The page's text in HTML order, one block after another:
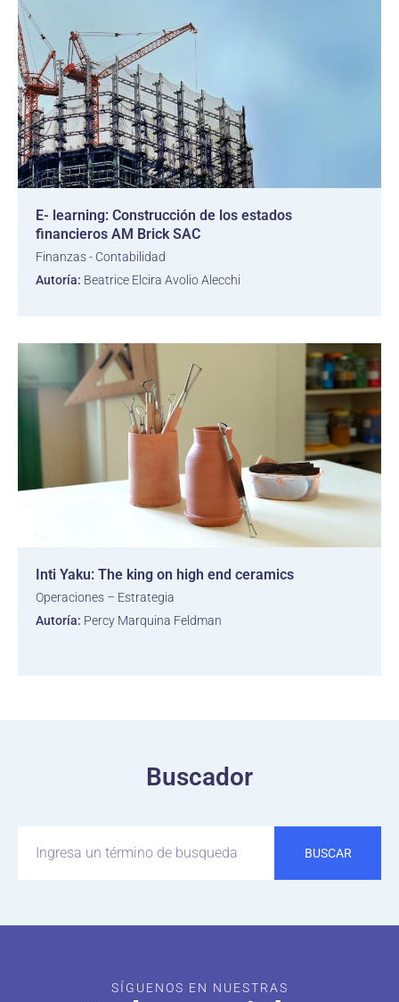
E- learning: Construcción de los estados
financieros AM Brick SAC
Finanzas - Contabilidad
Autoría: Beatrice Elcira Avolio Alecchi
Inti Yaku: The king on high end ceramics
Operaciones – Estrategia
Autoría: Percy Marquina Feldman
Buscador
BUSCAR
SÍGUENOS EN NUESTRAS